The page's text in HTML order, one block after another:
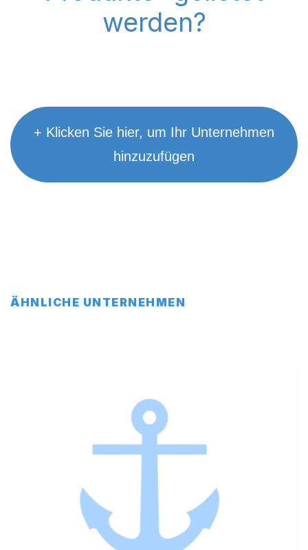
werden?
+ Klicken Sie hier, um Ihr Unternehmen
hinzuzufügen
ÄHNLICHE UNTERNEHMEN